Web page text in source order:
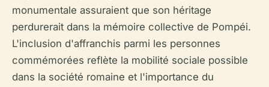
monumentale assuraient que son héritage
perdurerait dans la mémoire collective de Pompéi.
L'inclusion d'affranchis parmi les personnes
commémorées reflète la mobilité sociale possible
dans la société romaine et l'importance du